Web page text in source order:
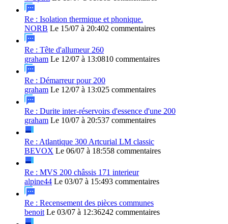
Re : Isolation thermique et phonique.
NORB Le 15/07 à 20:402 commentaires
Re : Tête d'allumeur 260
graham Le 12/07 à 13:0810 commentaires
Re : Démarreur pour 200
graham Le 12/07 à 13:025 commentaires
Re : Durite inter-réservoirs d'essence d'une 200
graham Le 10/07 à 20:537 commentaires
Re : Atlantique 300 Artcurial LM classic
BEVOX Le 06/07 à 18:558 commentaires
Re : MVS 200 châssis 171 interieur
alpine44 Le 03/07 à 15:493 commentaires
Re : Recensement des pièces communes
benoit Le 03/07 à 12:36242 commentaires